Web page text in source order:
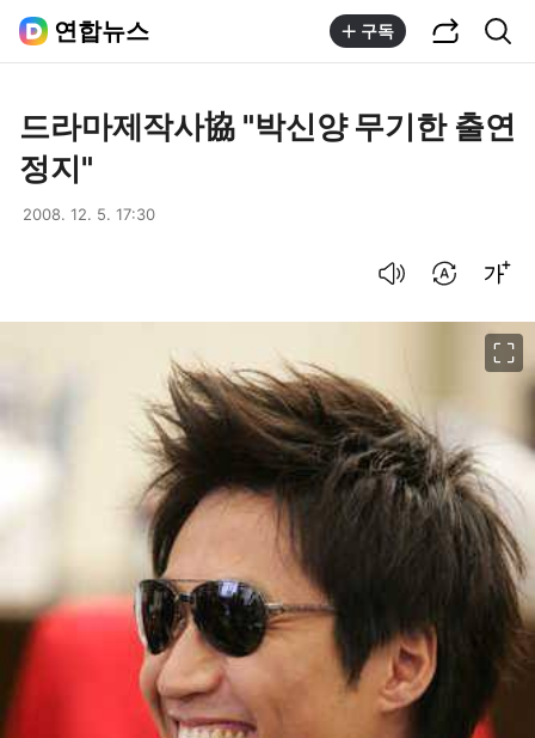
연합뉴스 구독
드라마제작사協 "박신양 무기한 출연
정지"
2008. 12. 5. 17:30